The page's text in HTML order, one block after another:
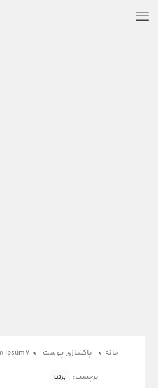
خانه > پاکسازی پوست >
Ipsum7
برچسب: برند1